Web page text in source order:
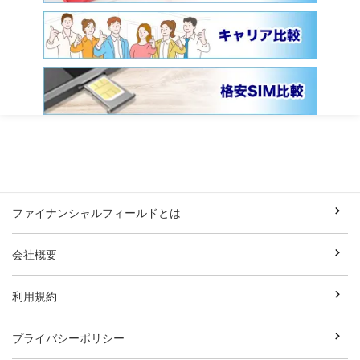
ファイナンシャルフィールドとは
会社概要
利用規約
プライバシーポリシー